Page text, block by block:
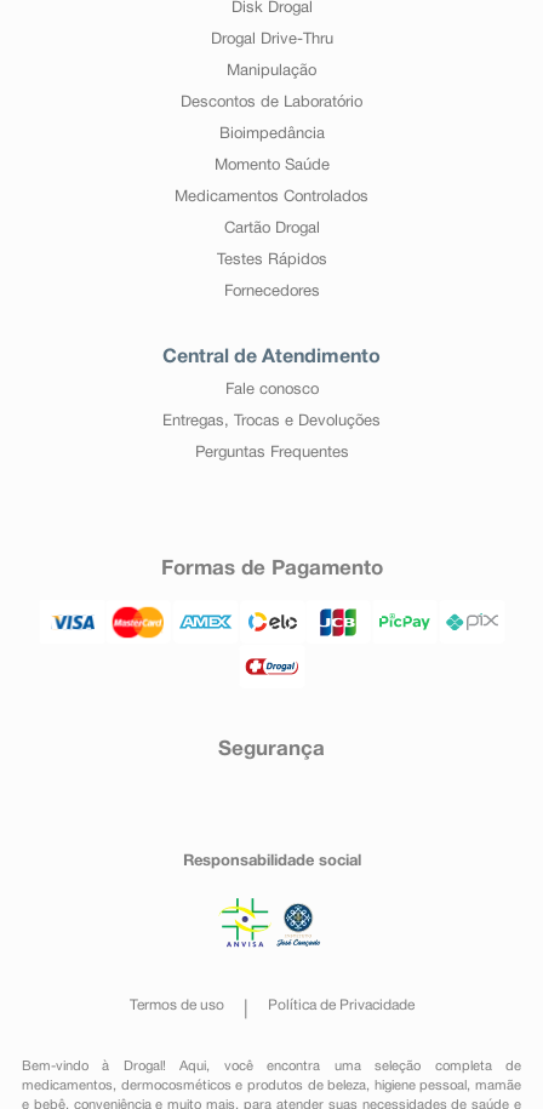
Disk Drogal
Drogal Drive-Thru
Manipulação
Descontos de Laboratório
Bioimpedância
Momento Saúde
Medicamentos Controlados
Cartão Drogal
Testes Rápidos
Fornecedores
Central de Atendimento
Fale conosco
Entregas, Trocas e Devoluções
Perguntas Frequentes
Formas de Pagamento
Segurança
Responsabilidade social
Termos de uso Política de Privacidade
Bem-vindo à Drogal! Aqui, você encontra uma seleção completa de
medicamentos , dermocosméticos e produtos de beleza, higiene pessoal ,mamãe
e bebê, conveniênciae muito mais, para atender suas necessidades de saúde e